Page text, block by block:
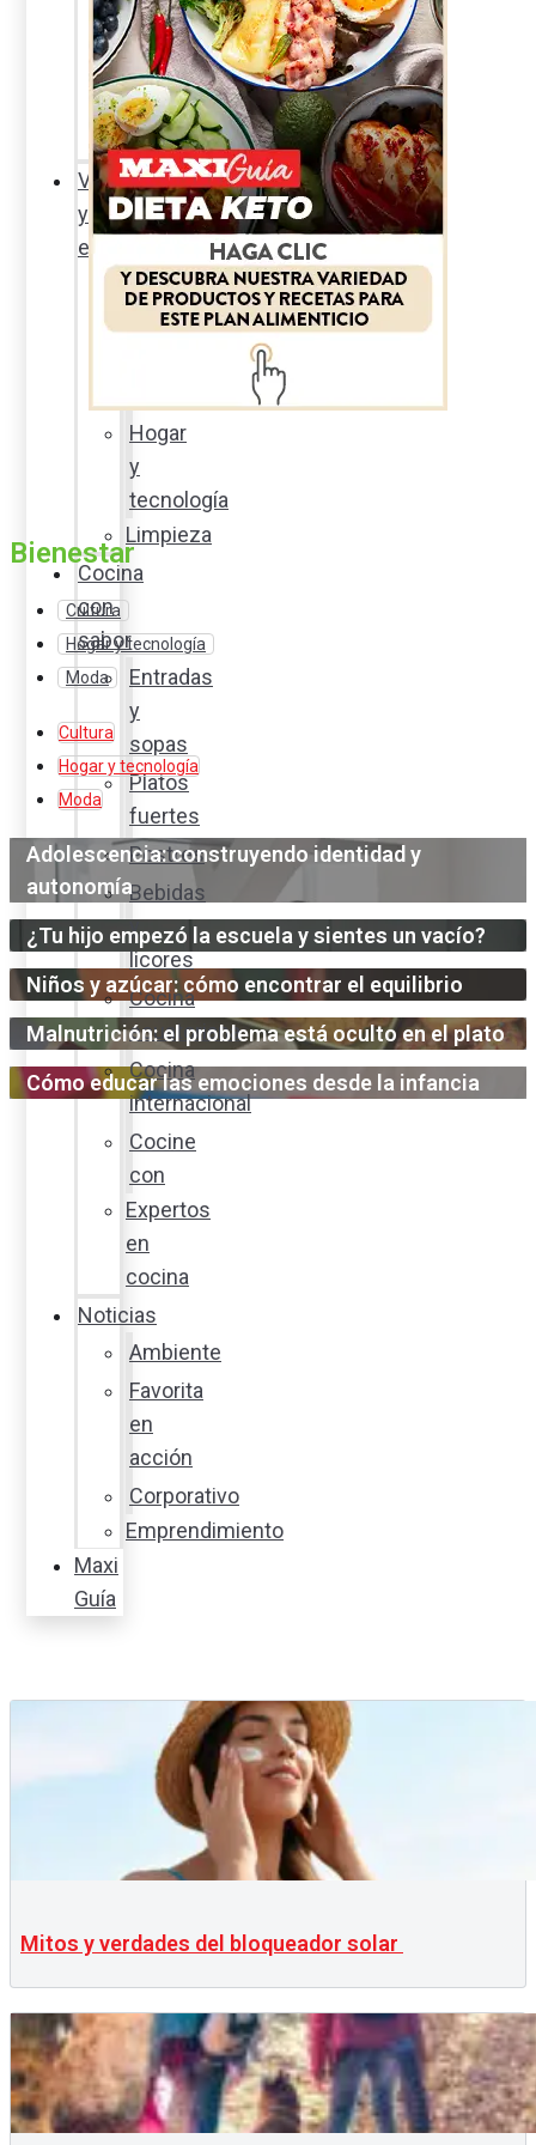
Sexualidad
responsable
En
la
percha
Vida
y
estilo
Productos
nuevos
Hogar
y
tecnología
Limpieza
Cocina
con
sabor
Entradas
y
sopas
Platos
fuertes
Postres
Bebidas
y
licores
Cocina
ecuatoriana
Cocina
internacional
Cocine
con
Expertos
en
cocina
Noticias
Ambiente
Favorita
en
acción
Corporativo
Emprendimiento
Maxi
Guía
Bienestar
Cultura
Hogar y tecnología
Moda
Cultura
Hogar y tecnología
Moda
Adolescencia: construyendo identidad y
autonomía
¿Tu hijo empezó la escuela y sientes un vacío?
Niños y azúcar: cómo encontrar el equilibrio
Malnutrición: el problema está oculto en el plato
Cómo educar las emociones desde la infancia
Mitos y verdades del bloqueador solar